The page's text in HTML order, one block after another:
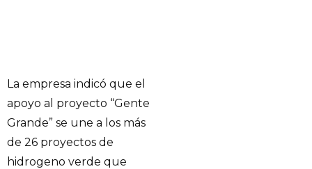
La empresa indicó que el
apoyo al proyecto “Gente
Grande” se une a los más
de 26 proyectos de
hidrogeno verde que